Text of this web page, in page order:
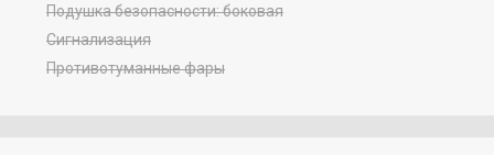
Подушка безопасности: боковая
Сигнализация
Противотуманные фары